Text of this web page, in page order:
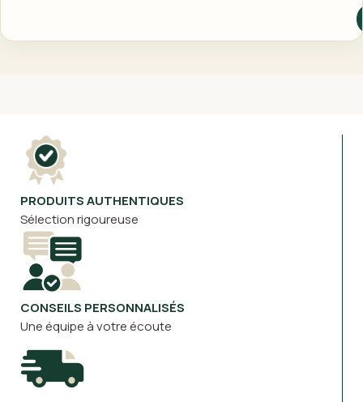
PRODUITS AUTHENTIQUES
Sélection rigoureuse
CONSEILS PERSONNALISÉS
Une équipe à votre écoute